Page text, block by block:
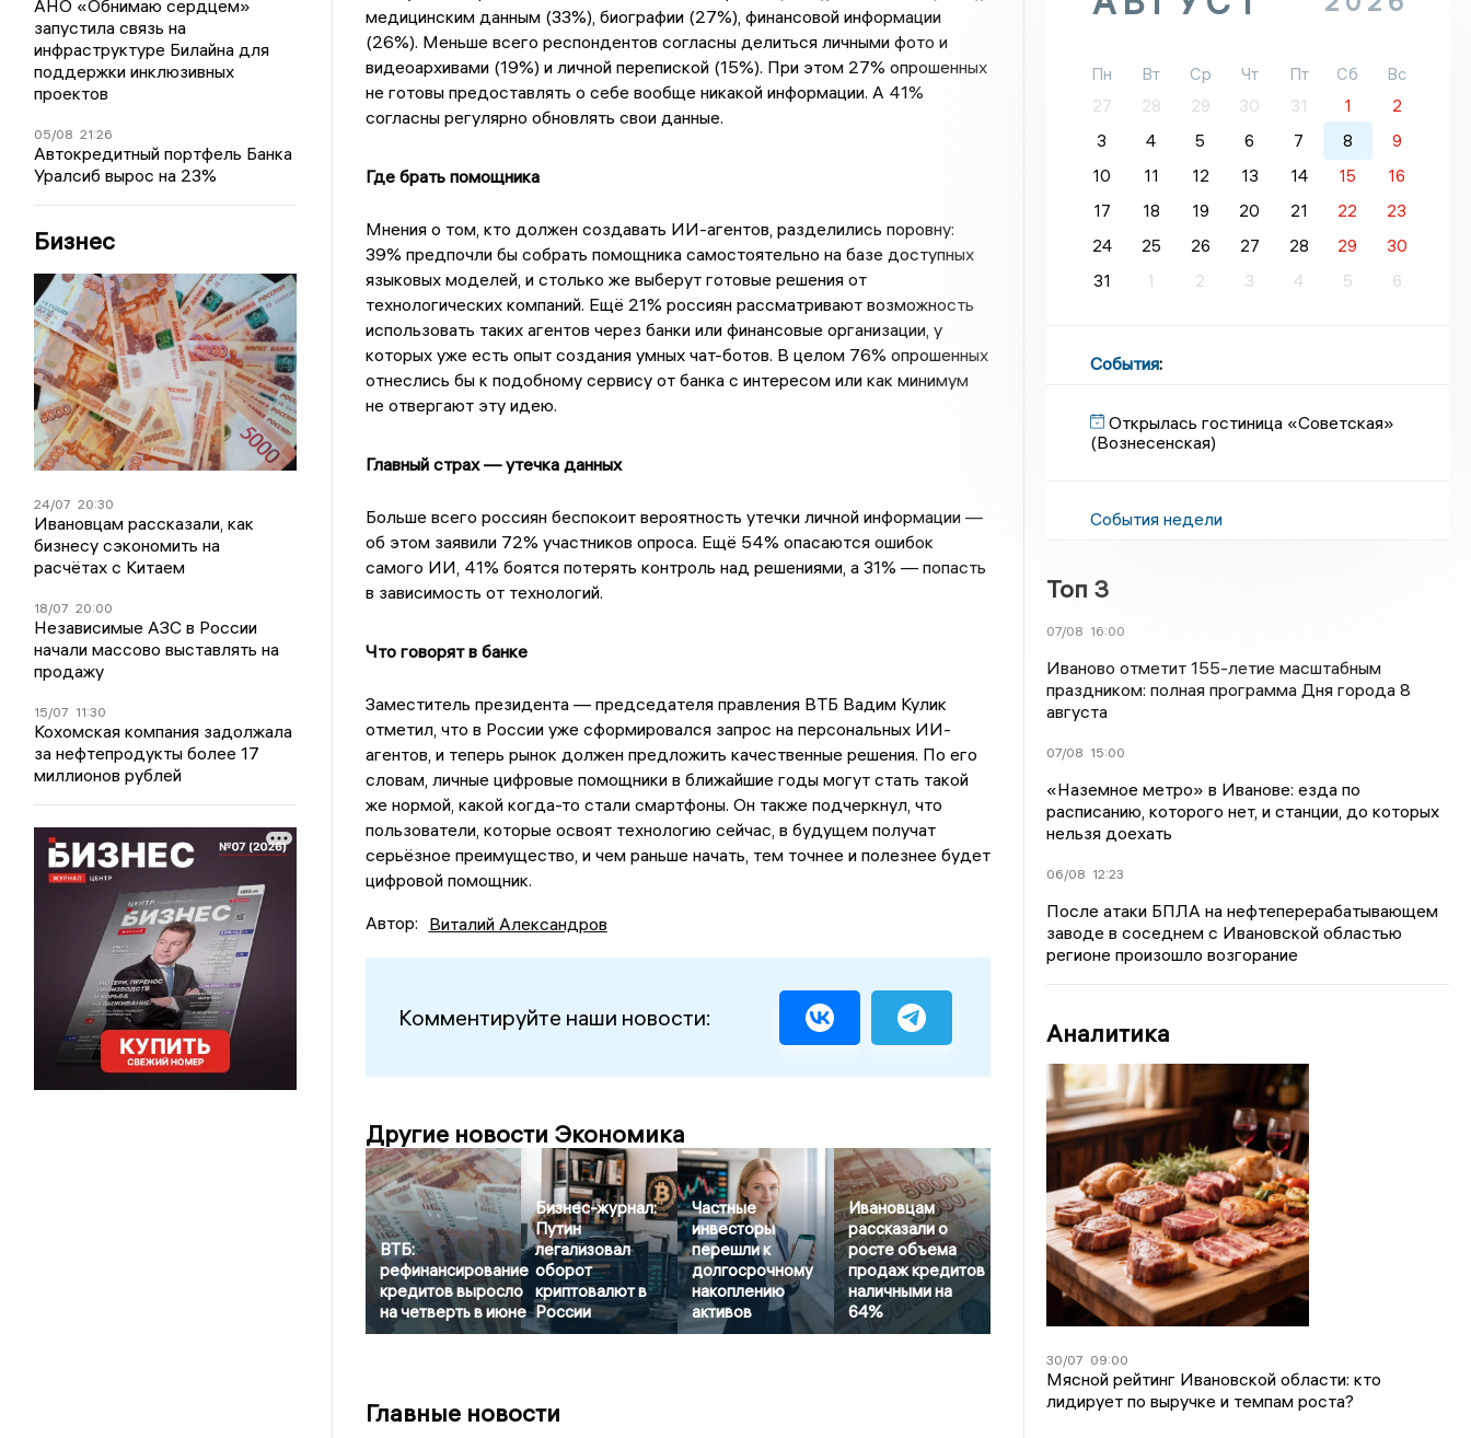
АНО «Обнимаю сердцем»
запустила связь на
инфраструктуре Билайна для
поддержки инклюзивных
проектов
05/08 21:26
Автокредитный портфель Банка
Уралсиб вырос на 23%
Бизнес
24/07 20:30
Ивановцам рассказали, как
бизнесу сэкономить на
расчётах с Китаем
18/07 20:00
Независимые АЗС в России
начали массово выставлять на
продажу
15/07 11:30
Кохомская компания задолжала
за нефтепродукты более 17
миллионов рублей
медицинским данным (33%), биографии (27%), финансовой информации
(26%). Меньше всего респондентов согласны делиться личными фото и
видеоархивами (19%) и личной перепиской (15%). При этом 27% опрошенных
не готовы предоставлять о себе вообще никакой информации. А 41%
согласны регулярно обновлять свои данные.
Где брать помощника
Мнения о том, кто должен создавать ИИ-агентов, разделились поровну:
39% предпочли бы собрать помощника самостоятельно на базе доступных
языковых моделей, и столько же выберут готовые решения от
технологических компаний. Ещё 21% россиян рассматривают возможность
использовать таких агентов через банки или финансовые организации, у
которых уже есть опыт создания умных чат-ботов. В целом 76% опрошенных
отнеслись бы к подобному сервису от банка с интересом или как минимум
не отвергают эту идею.
Главный страх — утечка данных
Больше всего россиян беспокоит вероятность утечки личной информации —
об этом заявили 72% участников опроса. Ещё 54% опасаются ошибок
самого ИИ, 41% боятся потерять контроль над решениями, а 31% — попасть
в зависимость от технологий.
Что говорят в банке
Заместитель президента — председателя правления ВТБ Вадим Кулик
отметил, что в России уже сформировался запрос на персональных ИИ-
агентов, и теперь рынок должен предложить качественные решения. По его
словам, личные цифровые помощники в ближайшие годы могут стать такой
же нормой, какой когда-то стали смартфоны. Он также подчеркнул, что
пользователи, которые освоят технологию сейчас, в будущем получат
серьёзное преимущество, и чем раньше начать, тем точнее и полезнее будет
цифровой помощник.
Автор: Виталий Александров
Комментируйте наши новости:
Другие новости Экономика
ВТБ:
рефинансирование
кредитов выросло
на четверть в июне
Бизнес-журнал:
Путин
легализовал
оборот
криптовалют в
России
Частные
инвесторы
перешли к
долгосрочному
накоплению
активов
Ивановцам
рассказали о
росте объема
продаж кредитов
наличными на
64%
Главные новости
Пн Вт Ср Чт Пт Сб
Вс
27
28 29 30 31 1
2
3
4 5 6 7 8
9
10
11 12 13 14 15
16
17
18 19 20 21 22
23
24
25 26 27 28 29
30
31
1 2 3 4 5 6
События:
Открылась гостиница «Советская»
(Вознесенская)
События недели
Топ 3
07/08 16:00
Иваново отметит 155-летие масштабным
праздником: полная программа Дня города 8
августа
07/08 15:00
«Наземное метро» в Иванове: езда по
расписанию, которого нет, и станции, до которых
нельзя доехать
06/08 12:23
После атаки БПЛА на нефтеперерабатывающем
заводе в соседнем с Ивановской областью
регионе произошло возгорание
Аналитика
30/07 09:00
Мясной рейтинг Ивановской области: кто
лидирует по выручке и темпам роста?